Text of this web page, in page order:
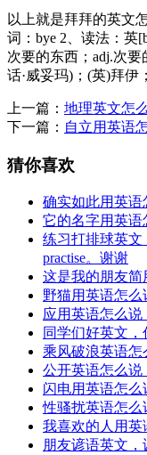
以上就是拜拜的英文
词：bye 2、读法：英
次要的东西；adj.次
话·威妥玛)；(英)拜伊
上一篇： 地理英文怎
下一篇： 自立用英语
猜你喜欢
确实如此用英语
它的名字用英语
练习打排球英文
practise。谢谢
这是我的朋友
野猫用英语怎
应用英语怎么
同学们好英文
乘风破浪英语
公开英语怎么说
闪电用英语怎
性骚扰英语怎么
我喜欢的人用英
朋友谚语英文